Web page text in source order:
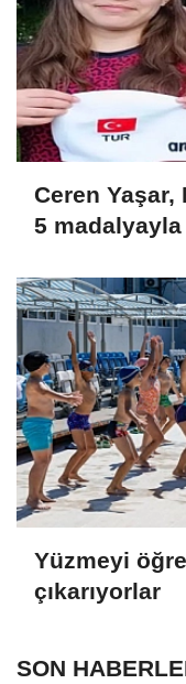
Ceren Yaşar,
5
Yüzmeyi
çıkarıyorlar
SON